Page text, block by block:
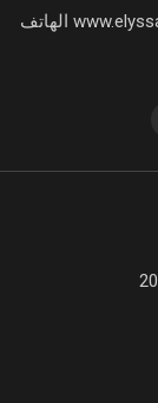
اذاعة عليسة "صوت الناس" تسمعونا على: www.elyssafm.tn الهاتف